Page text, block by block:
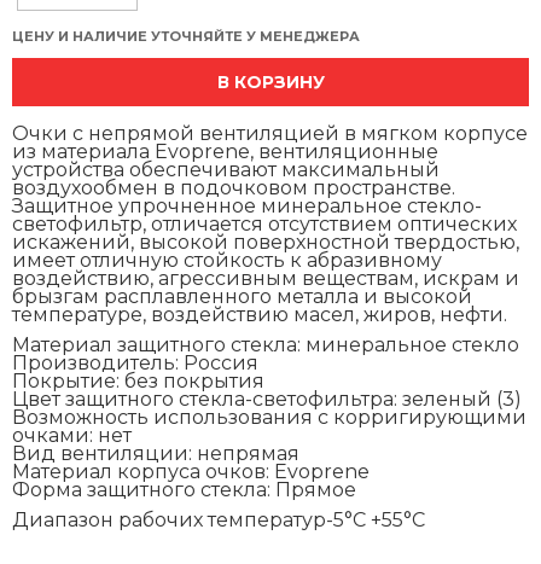
ЦЕНУ И НАЛИЧИЕ УТОЧНЯЙТЕ У МЕНЕДЖЕРА
В КОРЗИНУ
Очки с непрямой вентиляцией в мягком корпусе
из материала Evoprene, вентиляционные
устройства обеспечивают максимальный
воздухообмен в подочковом пространстве.
Защитное упрочненное минеральное стекло-
светофильтр, отличается отсутствием оптических
искажений, высокой поверхностной твердостью,
имеет отличную стойкость к абразивному
воздействию, агрессивным веществам, искрам и
брызгам расплавленного металла и высокой
температуре, воздействию масел, жиров, нефти.
Материал защитного стекла: минеральное стекло
Производитель: Россия
Покрытие: без покрытия
Цвет защитного стекла-светофильтра: зеленый (3)
Возможность использования с корригирующими
очками: нет
Вид вентиляции: непрямая
Материал корпуса очков: Evoprene
Форма защитного стекла: Прямое
Диапазон рабочих температур-5°C +55°C